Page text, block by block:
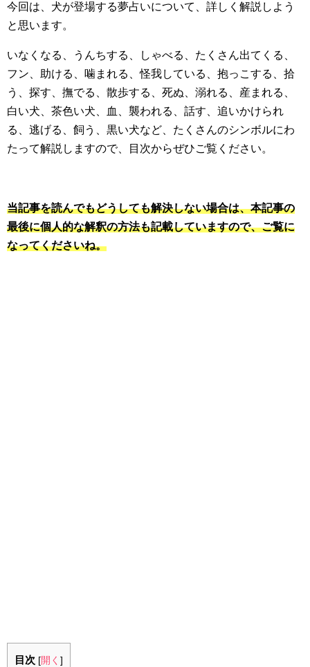
今回は、犬が登場する夢占いについて、詳しく解説しよう
と思います。
いなくなる、うんちする、しゃべる、たくさん出てくる、
フン、助ける、噛まれる、怪我している、抱っこする、拾
う、探す、撫でる、散歩する、死ぬ、溺れる、産まれる、
白い犬、茶色い犬、血、襲われる、話す、追いかけられ
る、逃げる、飼う、黒い犬など、たくさんのシンボルにわ
たって解説しますので、目次からぜひご覧ください。
当記事を読んでもどうしても解決しない場合は、本記事の
最後に個人的な解釈の方法も記載していますので、ご覧に
なってくださいね。
目次 [開く ]